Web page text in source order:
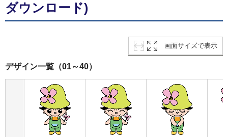
ダウンロード)
画面サイズで表示
デザイン一覧（01～40）